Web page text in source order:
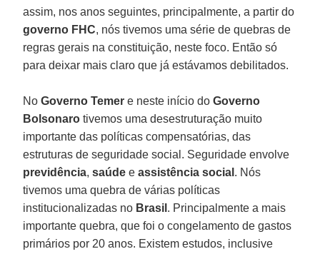
assim, nos anos seguintes, principalmente, a partir do
governo FHC, nós tivemos uma série de quebras de
regras gerais na constituição, neste foco. Então só
para deixar mais claro que já estávamos debilitados.
NoGoverno Temer e neste início doGoverno
Bolsonaro tivemos uma desestruturação muito
importante das políticas compensatórias, das
estruturas de seguridade social. Seguridade envolve
previdência,saúde eassistência social . Nós
tivemos uma quebra de várias políticas
institucionalizadas no Brasil . Principalmente a mais
importante quebra, que foi o congelamento de gastos
primários por 20 anos. Existem estudos, inclusive